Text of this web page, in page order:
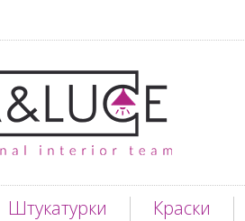
Штукатурки Краски